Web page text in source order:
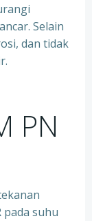
Selain
dan tidak
PN
pada suhu